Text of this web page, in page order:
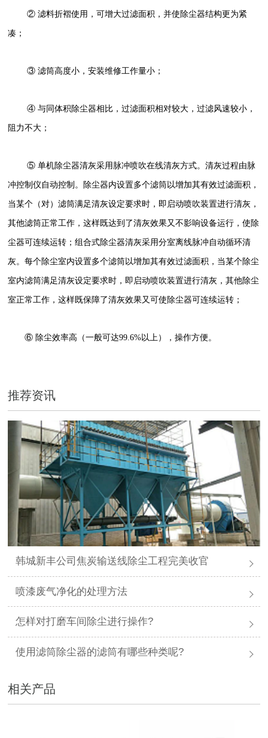
② 滤料折褶使用，可增大过滤面积，并使除尘器结构更为紧
凑；
③ 滤筒高度小，安装维修工作量小；
④ 与同体积除尘器相比，过滤面积相对较大，过滤风速较小，
阻力不大；
⑤ 单机除尘器清灰采用脉冲喷吹在线清灰方式。清灰过程由脉
冲控制仪自动控制。除尘器内设置多个滤筒以增加其有效过滤面积，
当某个（对）滤筒满足清灰设定要求时，即启动喷吹装置进行清灰，
其他滤筒正常工作，这样既达到了清灰效果又不影响设备运行，使除
尘器可连续运转；组合式除尘器清灰采用分室离线脉冲自动循环清
灰。每个除尘室内设置多个滤筒以增加其有效过滤面积，当某个除尘
室内滤筒满足清灰设定要求时，即启动喷吹装置进行清灰，其他除尘
室正常工作，这样既保障了清灰效果又可使除尘器可连续运转；
⑥ 除尘效率高（一般可达99.6%以上），操作方便。
推荐资讯
韩城新丰公司焦炭输送线除尘工程完美收官
喷漆废气净化的处理方法
怎样对打磨车间除尘进行操作?
使用滤筒除尘器的滤筒有哪些种类呢?
相关产品